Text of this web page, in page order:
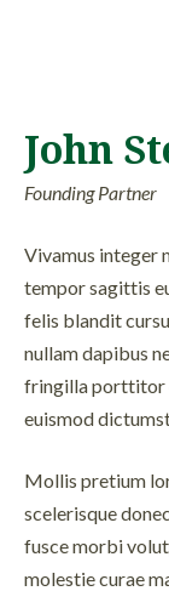
John
Founding Partner
Vivamus integer
tempor sagittis
felis blandit
nullam dapibus
fringilla porttitor
euismod
Mollis pretium
scelerisque
fusce morbi
molestie curae